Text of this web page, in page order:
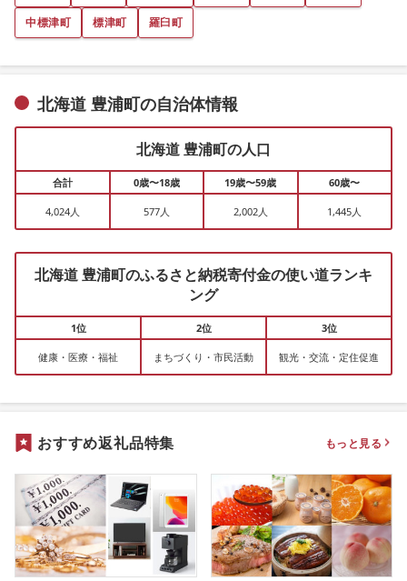
中標津町
標津町 羅臼町
北海道 豊浦町の自治体情報
北海道 豊浦町の人口
合計
4,024人
0歳〜18歳
577人
19歳〜59歳
2,002人
60歳〜
1,445人
北海道 豊浦町のふるさと納税寄付金の使い道ランキ
ング
1位
健康・医療・福祉
2位
まちづくり・市民活動
3位
観光・交流・定住促進
おすすめ返礼品特集 もっと見る